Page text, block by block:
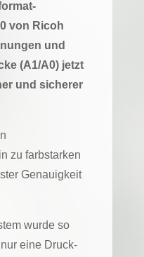
von Ricoh
und
(A1/A0) jetzt
und sicherer
zu farbstarken
Genauigkeit
wurde so
eine Druck-